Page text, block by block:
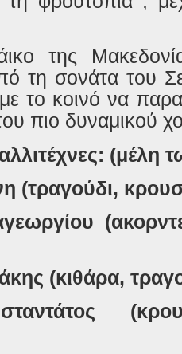
της
τη σονάτα του
το κοινό να
πιο δυναμικού
(μέλη
(τραγούδι,
(κιθάρα,